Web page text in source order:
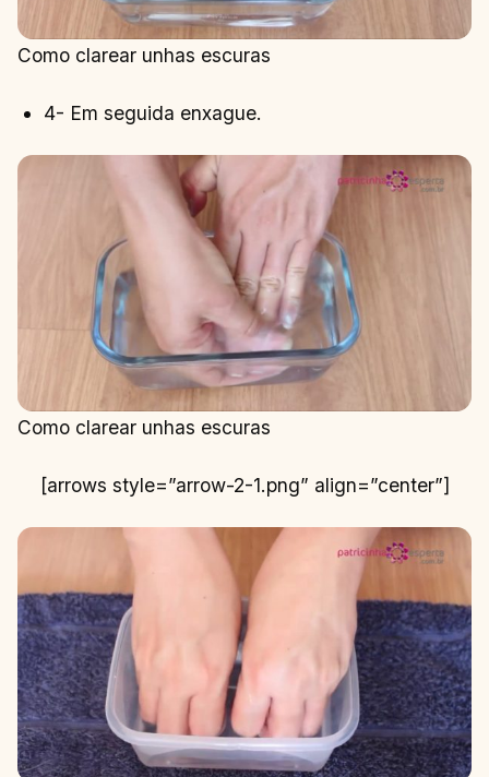
Como clarear unhas escuras
4- Em seguida enxague.
Como clarear unhas escuras
[arrows style=”arrow-2-1.png” align=”center”]